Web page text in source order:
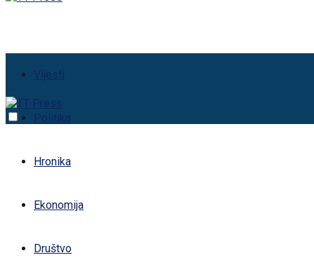
Vijesti
Politika
Hronika
Ekonomija
Društvo